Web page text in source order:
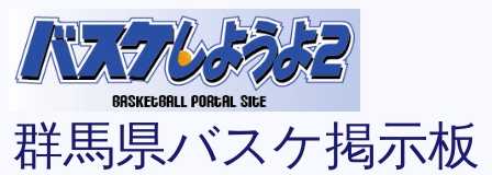
群馬県バスケ掲示板